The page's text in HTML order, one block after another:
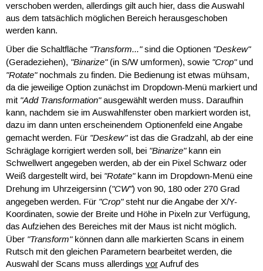
verschoben werden, allerdings gilt auch hier, dass die Auswahl
aus dem tatsächlich möglichen Bereich herausgeschoben
werden kann.
Über die Schaltfläche "Transform..."sind die Optionen "Deskew"
(Geradeziehen), "Binarize"(in S/W umformen), sowie "Crop"und
"Rotate"nochmals zu finden. Die Bedienung ist etwas mühsam,
da die jeweilige Option zunächst im Dropdown-Menü markiert und
mit "Add Transformation"ausgewählt werden muss. Daraufhin
kann, nachdem sie im Auswahlfenster oben markiert worden ist,
dazu im dann unten erscheinendem Optionenfeld eine Angabe
gemacht werden. Für "Deskew"ist das die Gradzahl, ab der eine
Schräglage korrigiert werden soll, bei "Binarize"kann ein
Schwellwert angegeben werden, ab der ein Pixel Schwarz oder
Weiß dargestellt wird, bei "Rotate"kann im Dropdown-Menü eine
Drehung im Uhrzeigersinn ("CW") von 90, 180 oder 270 Grad
angegeben werden. Für "Crop"steht nur die Angabe der X/Y-
Koordinaten, sowie der Breite und Höhe in Pixeln zur Verfügung,
das Aufziehen des Bereiches mit der Maus ist nicht möglich.
Über "Transform"können dann alle markierten Scans in einem
Rutsch mit den gleichen Parametern bearbeitet werden, die
Auswahl der Scans muss allerdings vorAufruf des